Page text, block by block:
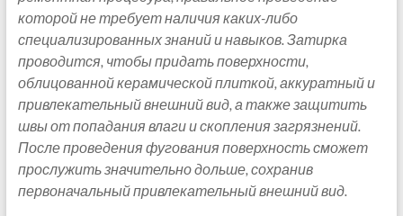
которой не требует наличия каких-либо
специализированных знаний и навыков.Затирка
проводится, чтобы придать поверхности,
облицованной керамической плиткой, аккуратный и
привлекательный внешний вид, а также защитить
швы от попадания влаги и скопления загрязнений.
После проведения фугования поверхность сможет
прослужить значительно дольше, сохранив
первоначальный привлекательный внешний вид.